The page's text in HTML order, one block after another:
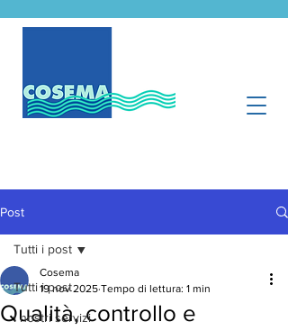
Post
Tutti i post
I nostri servizi
Tutti i post
Qualità, controllo e
Cosema
19 nov 2025 Tempo di lettura: 1 min